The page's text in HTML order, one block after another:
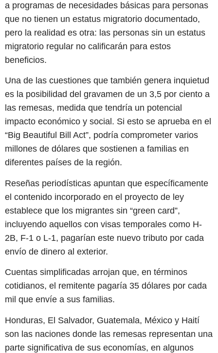
a programas de necesidades básicas para personas
que no tienen un estatus migratorio documentado,
pero la realidad es otra: las personas sin un estatus
migratorio regular no calificarán para estos
beneficios.
Una de las cuestiones que también genera inquietud
es la posibilidad del gravamen de un 3,5 por ciento a
las remesas, medida que tendría un potencial
impacto económico y social. Si esto se aprueba en el
“Big Beautiful Bill Act”, podría comprometer varios
millones de dólares que sostienen a familias en
diferentes países de la región.
Reseñas periodísticas apuntan que específicamente
el contenido incorporado en el proyecto de ley
establece que los migrantes sin “green card”,
incluyendo aquellos con visas temporales como H-
2B, F-1 o L-1, pagarían este nuevo tributo por cada
envío de dinero al exterior.
Cuentas simplificadas arrojan que, en términos
cotidianos, el remitente pagaría 35 dólares por cada
mil que envíe a sus familias.
Honduras, El Salvador, Guatemala, México y Haití
son las naciones donde las remesas representan una
parte significativa de sus economías, en algunos